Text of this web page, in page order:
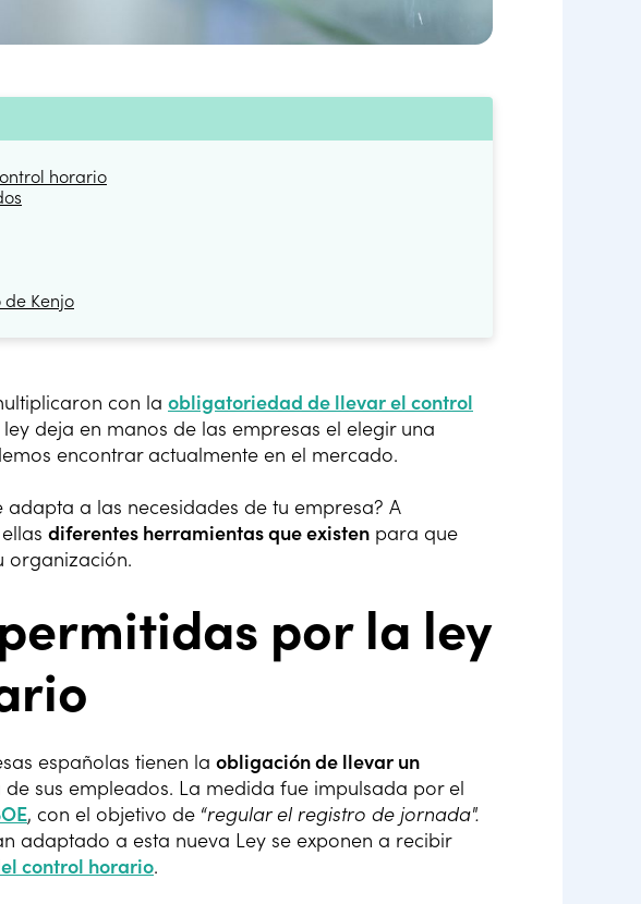
horario
Kenjo
con la obligatoriedad de llevar el control
ley deja en manos de las empresas el elegir una
encontrar actualmente en el mercado.
a las necesidades de tu empresa? A
diferentes herramientas que existen para que
organización.
por la ley
españolas tienen la obligación de llevar un
de sus empleados. La medida fue impulsada por el
, con el objetivo de “regular el registro de jornada".
adaptado a esta nueva Ley se exponen a recibir
control horario.